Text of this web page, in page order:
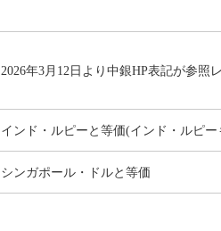
2026年3月12日より中銀HP表記が参照
インド・ルピーと等価(インド・ルピー
シンガポール・ドルと等価